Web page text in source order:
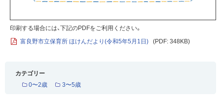
印刷する場合には、下記のPDFをご利用ください。
富良野市立保育所 ほけんだより(令和5年5月1日)
(PDF: 348KB)
カテゴリー
0〜2歳
3〜5歳